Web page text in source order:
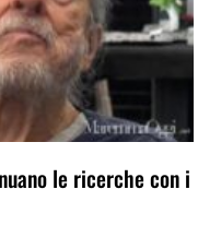
le ricerche con i